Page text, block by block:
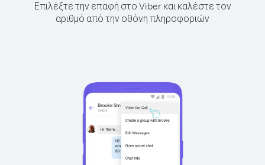
Επιλέξτε την επαφή στο Viber και καλέστε τον
αριθμό από την οθόνη πληροφοριών